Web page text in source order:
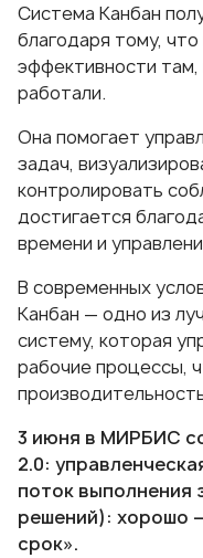
Система Канбан
благодаря тому,
эффективности
работали.
Она помогает
задач,
контролировать
достигается
времени и
В современных
Канбан — одно из
систему, которая
рабочие процессы,
3 июня в МИРБИС
2.0:
поток выполнения
решений): хорошо
срок».